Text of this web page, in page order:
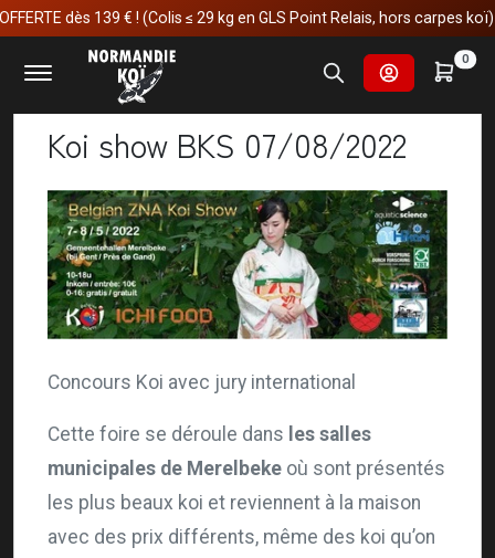
dès 139 € ! (Colis ≤ 29 kg en GLS Point Relais, hors carpes koï)
0
Accueil Actualités Koi show BKS 07/08/2022
Koi show BKS 07/08/2022
Concours Koi avec jury international
Cette foire se déroule dans les salles
municipales de Merelbeke où sont présentés
les plus beaux koi et reviennent à la maison
avec des prix différents, même des koi qu’on